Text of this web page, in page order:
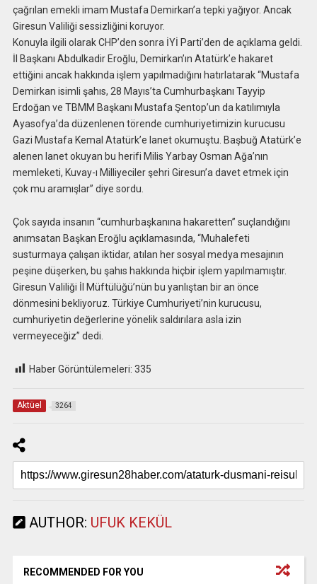
çağrılan emekli imam Mustafa Demirkan’a tepki yağıyor. Ancak
Giresun Valiliği sessizliğini koruyor.
Konuyla ilgili olarak CHP’den sonra İYİ Parti’den de açıklama geldi.
İl Başkanı Abdulkadir Eroğlu, Demirkan’ın Atatürk’e hakaret
ettiğini ancak hakkında işlem yapılmadığını hatırlatarak “Mustafa
Demirkan isimli şahıs, 28 Mayıs’ta Cumhurbaşkanı Tayyip
Erdoğan ve TBMM Başkanı Mustafa Şentop’un da katılımıyla
Ayasofya’da düzenlenen törende cumhuriyetimizin kurucusu
Gazi Mustafa Kemal Atatürk’e lanet okumuştu. Başbuğ Atatürk’e
alenen lanet okuyan bu herifi Milis Yarbay Osman Ağa’nın
memleketi, Kuvay-ı Milliyeciler şehri Giresun’a davet etmek için
çok mu aramışlar” diye sordu.
Çok sayıda insanın “cumhurbaşkanına hakaretten” suçlandığını
anımsatan Başkan Eroğlu açıklamasında, “Muhalefeti
susturmaya çalışan iktidar, atılan her sosyal medya mesajının
peşine düşerken, bu şahıs hakkında hiçbir işlem yapılmamıştır.
Giresun Valiliği İl Müftülüğü’nün bu yanlıştan bir an önce
dönmesini bekliyoruz. Türkiye Cumhuriyeti’nin kurucusu,
cumhuriyetin değerlerine yönelik saldırılara asla izin
vermeyeceğiz” dedi.
Haber Görüntülemeleri: 335
Aktüel 3264
AUTHOR: UFUK KEKÜL
RECOMMENDED FOR YOU